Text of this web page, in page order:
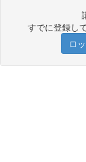
すでに登録し
ロ